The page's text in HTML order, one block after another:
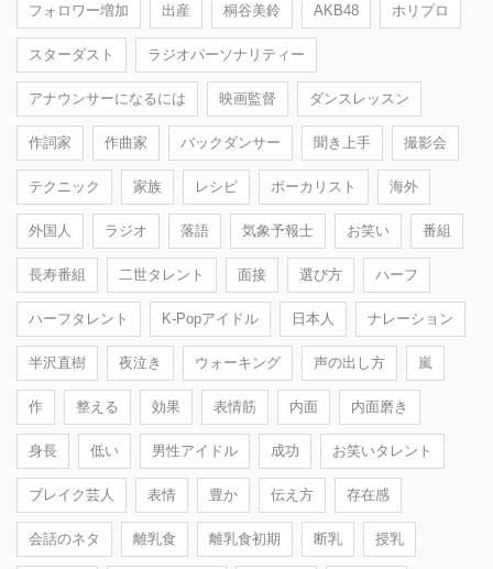
フォロワー増加 出産 桐谷美鈴 AKB48 ホリプロ
スターダスト ラジオパーソナリティー
アナウンサーになるには 映画監督 ダンスレッスン
作詞家 作曲家 バックダンサー 聞き上手 撮影会
テクニック 家族 レシピ ボーカリスト 海外
外国人 ラジオ 落語 気象予報士 お笑い 番組
長寿番組 二世タレント 面接 選び方 ハーフ
ハーフタレント K-Popアイドル 日本人 ナレーション
半沢直樹 夜泣き ウォーキング 声の出し方 嵐
作 整える 効果 表情筋 内面 内面磨き
身長 低い 男性アイドル 成功 お笑いタレント
ブレイク芸人 表情 豊か 伝え方 存在感
会話のネタ 離乳食 離乳食初期 断乳 授乳